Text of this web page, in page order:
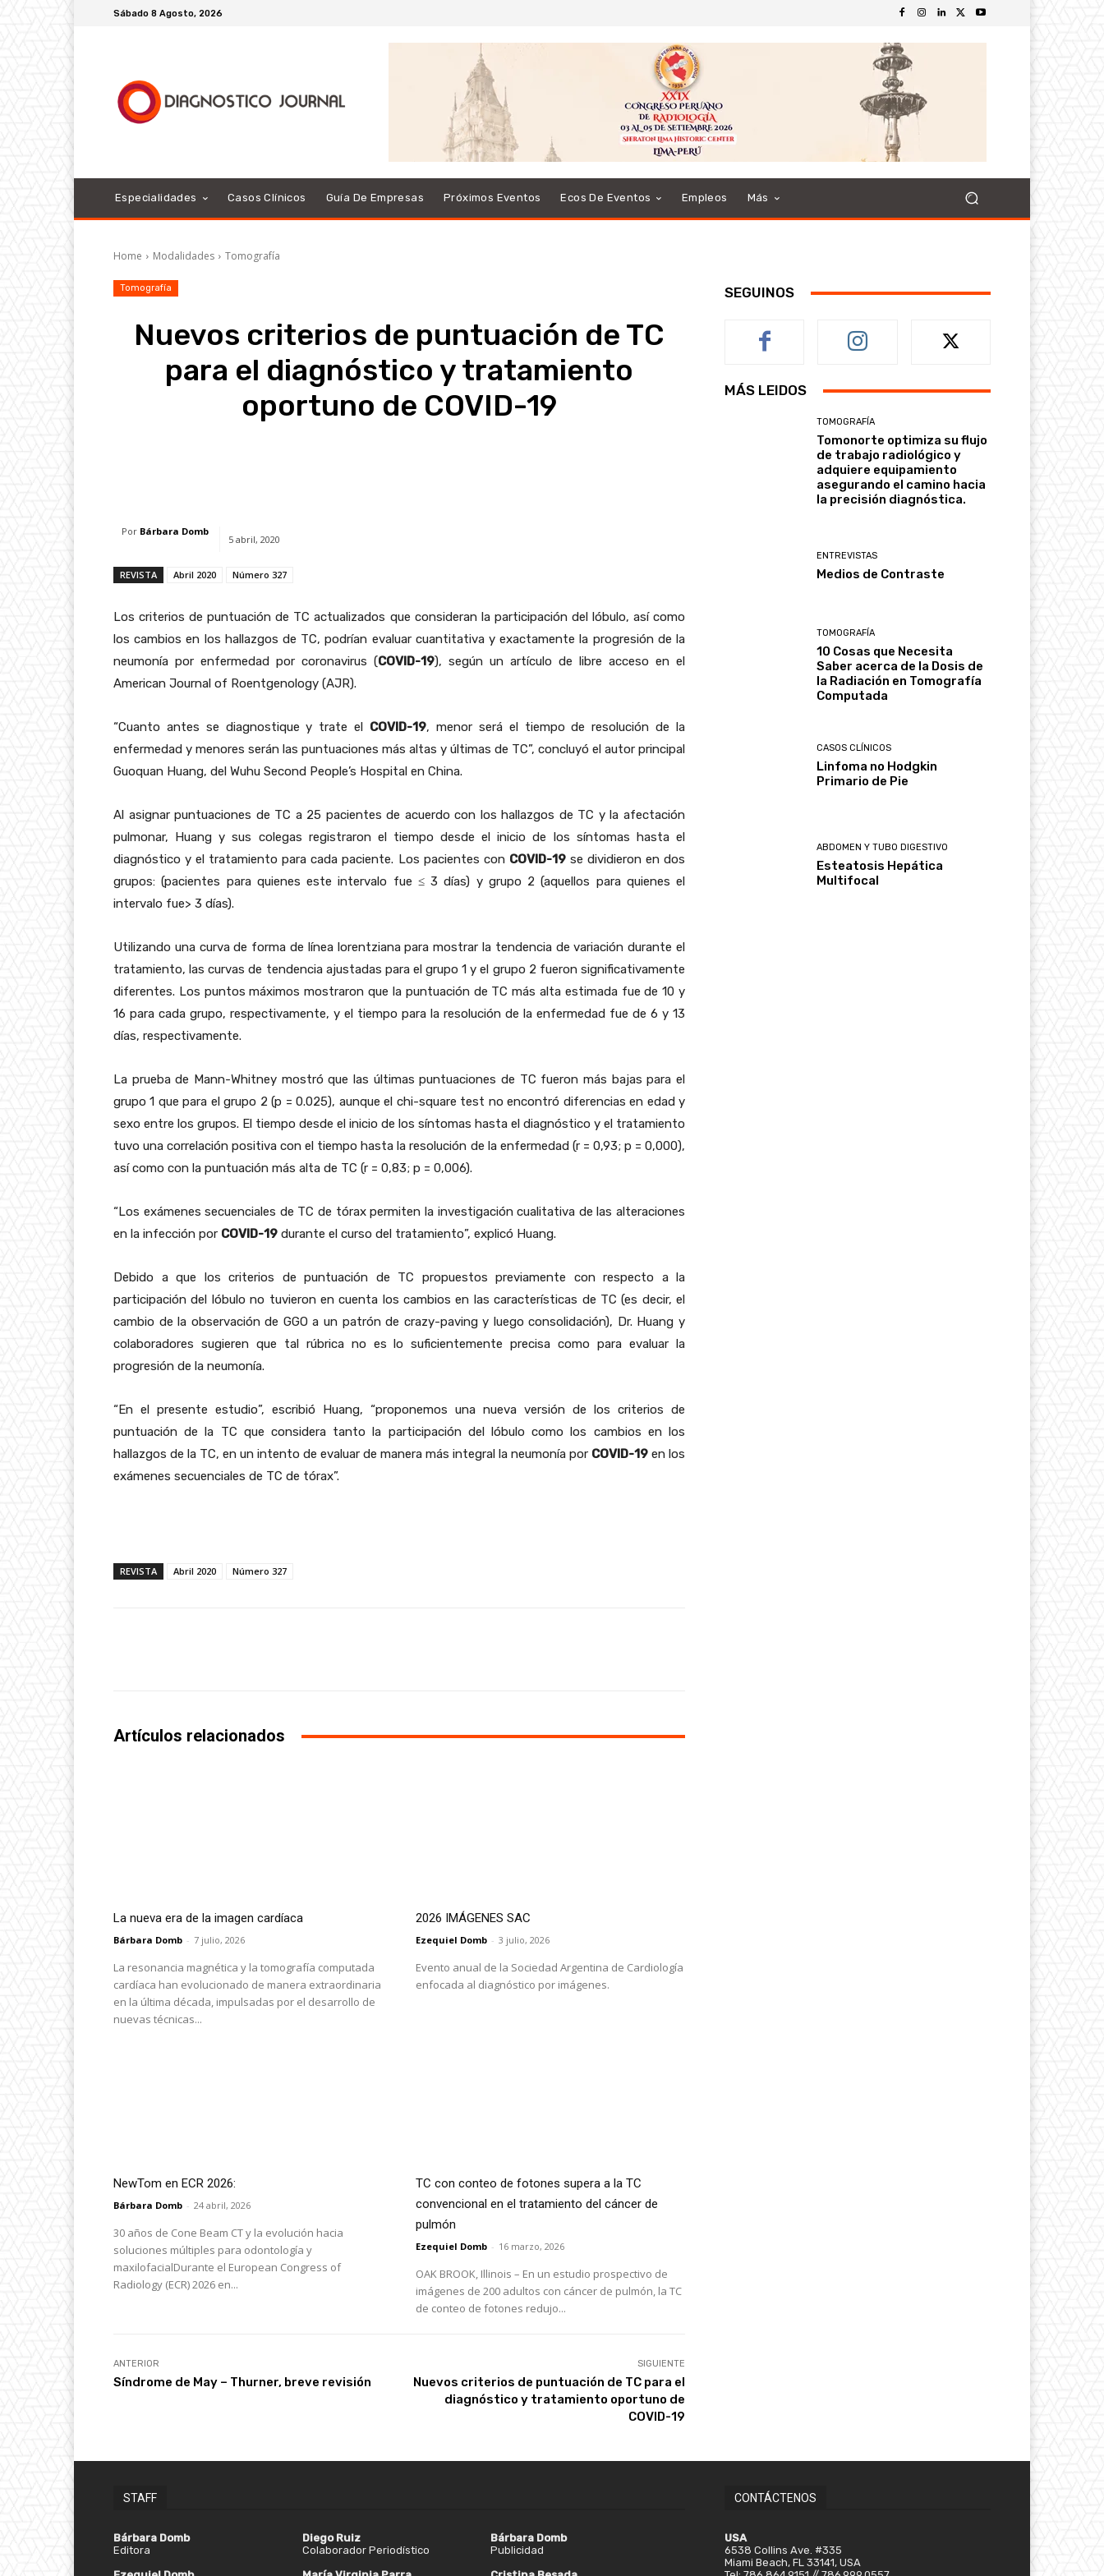
Sábado 8 Agosto, 2026
Especialidades Casos Clínicos Guía De Empresas Próximos Eventos Ecos De Eventos Empleos Más
Home Modalidades Tomografía
Tomografía
Nuevos criterios de puntuación de TC
para el diagnóstico y tratamiento
oportuno de COVID-19
Por Bárbara Domb
5 abril, 2020
REVISTA Abril 2020 Número 327
Los criterios de puntuación de TC actualizados que consideran la participación del lóbulo, así como
los cambios en los hallazgos de TC, podrían evaluar cuantitativa y exactamente la progresión de la
neumonía por enfermedad por coronavirus (COVID-19), según un artículo de libre acceso en el
American Journal of Roentgenology (AJR).
“Cuanto antes se diagnostique y trate el COVID-19, menor será el tiempo de resolución de la
enfermedad y menores serán las puntuaciones más altas y últimas de TC”, concluyó el autor principal
Guoquan Huang, del Wuhu Second People’s Hospital en China.
Al asignar puntuaciones de TC a 25 pacientes de acuerdo con los hallazgos de TC y la afectación
pulmonar, Huang y sus colegas registraron el tiempo desde el inicio de los síntomas hasta el
diagnóstico y el tratamiento para cada paciente. Los pacientes con COVID-19se dividieron en dos
grupos: (pacientes para quienes este intervalo fue ≤ 3 días) y grupo 2 (aquellos para quienes el
intervalo fue> 3 días).
Utilizando una curva de forma de línea lorentziana para mostrar la tendencia de variación durante el
tratamiento, las curvas de tendencia ajustadas para el grupo 1 y el grupo 2 fueron significativamente
diferentes. Los puntos máximos mostraron que la puntuación de TC más alta estimada fue de 10 y
16 para cada grupo, respectivamente, y el tiempo para la resolución de la enfermedad fue de 6 y 13
días, respectivamente.
La prueba de Mann-Whitney mostró que las últimas puntuaciones de TC fueron más bajas para el
grupo 1 que para el grupo 2 (p = 0.025), aunque el chi-square test no encontró diferencias en edad y
sexo entre los grupos. El tiempo desde el inicio de los síntomas hasta el diagnóstico y el tratamiento
tuvo una correlación positiva con el tiempo hasta la resolución de la enfermedad (r = 0,93; p = 0,000),
así como con la puntuación más alta de TC (r = 0,83; p = 0,006).
“Los exámenes secuenciales de TC de tórax permiten la investigación cualitativa de las alteraciones
en la infección por COVID-19 durante el curso del tratamiento”, explicó Huang.
Debido a que los criterios de puntuación de TC propuestos previamente con respecto a la
participación del lóbulo no tuvieron en cuenta los cambios en las características de TC (es decir, el
cambio de la observación de GGO a un patrón de crazy-paving y luego consolidación), Dr. Huang y
colaboradores sugieren que tal rúbrica no es lo suficientemente precisa como para evaluar la
progresión de la neumonía.
“En el presente estudio”, escribió Huang, “proponemos una nueva versión de los criterios de
puntuación de la TC que considera tanto la participación del lóbulo como los cambios en los
hallazgos de la TC, en un intento de evaluar de manera más integral la neumonía por COVID-19 en los
exámenes secuenciales de TC de tórax”.
REVISTA Abril 2020 Número 327
Artículos relacionados
La nueva era de la imagen cardíaca
Bárbara Domb - 7 julio, 2026
La resonancia magnética y la tomografía computada
cardíaca han evolucionado de manera extraordinaria
en la última década, impulsadas por el desarrollo de
nuevas técnicas...
2026 IMÁGENES SAC
Ezequiel Domb - 3 julio, 2026
Evento anual de la Sociedad Argentina de Cardiología
enfocada al diagnóstico por imágenes.
NewTom en ECR 2026:
Bárbara Domb - 24 abril, 2026
30 años de Cone Beam CT y la evolución hacia
soluciones múltiples para odontología y
maxilofacialDurante el European Congress of
Radiology (ECR) 2026 en...
TC con conteo de fotones supera a la TC
convencional en el tratamiento del cáncer de
pulmón
Ezequiel Domb - 16 marzo, 2026
OAK BROOK, Illinois – En un estudio prospectivo de
imágenes de 200 adultos con cáncer de pulmón, la TC
de conteo de fotones redujo...
ANTERIOR
Síndrome de May – Thurner, breve revisión
SIGUIENTE
Nuevos criterios de puntuación de TC para el
diagnóstico y tratamiento oportuno de
COVID-19
SEGUINOS
MÁS LEIDOS
TOMOGRAFÍA
Tomonorte optimiza su flujo
de trabajo radiológico y
adquiere equipamiento
asegurando el camino hacia
la precisión diagnóstica.
ENTREVISTAS
Medios de Contraste
TOMOGRAFÍA
10 Cosas que Necesita
Saber acerca de la Dosis de
la Radiación en Tomografía
Computada
CASOS CLÍNICOS
Linfoma no Hodgkin
Primario de Pie
ABDOMEN Y TUBO DIGESTIVO
Esteatosis Hepática
Multifocal
STAFF
Bárbara Domb
Editora
Diego Ruiz
Colaborador Periodístico
Bárbara Domb
Publicidad
CONTÁCTENOS
USA
6538 Collins Ave. #335
Miami Beach, FL 33141, USA